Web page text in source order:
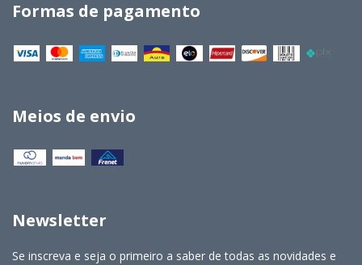
Formas de pagamento
Meios de envio
Newsletter
Se inscreva e seja o primeiro a saber de todas as novidades e